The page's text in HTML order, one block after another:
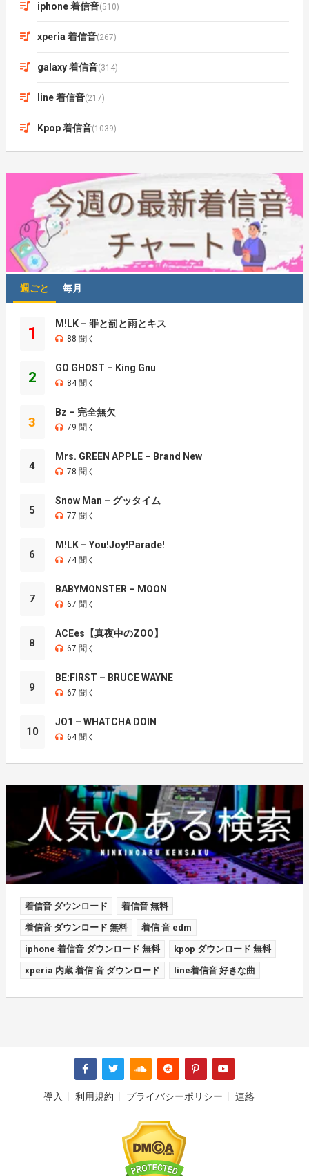
iphone 着信音(510)
xperia 着信音(267)
galaxy 着信音(314)
line 着信音(217)
Kpop 着信音(1039)
週ごと 毎月
1
M!LK – 罪と罰と雨とキス
88 聞く
2
GO GHOST – King Gnu
84 聞く
3
Bz – 完全無欠
79 聞く
4
Mrs. GREEN APPLE – Brand New
78 聞く
5
Snow Man – グッタイム
77 聞く
6
M!LK – You!Joy!Parade!
74 聞く
7
BABYMONSTER – MOON
67 聞く
8
ACEes【真夜中のZOO】
67 聞く
9
BE:FIRST – BRUCE WAYNE
67 聞く
10
JO1 – WHATCHA DOIN
64 聞く
着信音 ダウンロード 着信音 無料
着信音 ダウンロード 無料 着信 音 edm
iphone 着信音 ダウンロード 無料 kpop ダウンロード 無料
xperia 内蔵 着信 音 ダウンロード line着信音 好きな曲
導入 利用規約 プライバシーポリシー 連絡